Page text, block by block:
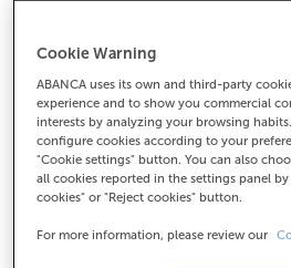
Podemos acompañarte cuando
estés. Banca de proximidad para
Ser grande no es llegar lejos,
Trabajamos en 11 países de
Portugal, Suiza, Francia, UK,
Panamá, Venezuela y Brasil).
más de700 oficinas
segmentos de banca de
Cookie Warning
ABANCA uses its own and third-party
experience and to show you commercial
interests by analyzing your browsing
configure cookies according to your
"Cookie settings" button. You can also
all cookies reported in the settings panel
cookies" or "Reject cookies" button.
For more information, please review our